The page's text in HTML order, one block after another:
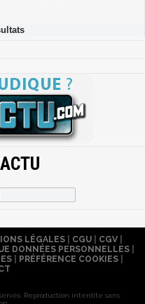
LÉGALES| CGU| CGV|
DONNÉES PERSONNELLES
PRÉFÉRENCE COOKIES
Reproduction interdite sans